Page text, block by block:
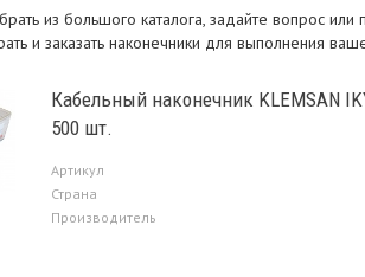
из большого каталога, задайте вопрос
и заказать наконечники для выполнения
Кабельный наконечник KLEMSAN
500 шт.
Артикул
Страна
Производитель